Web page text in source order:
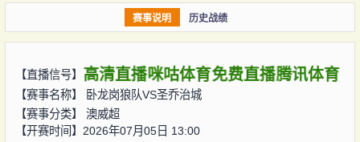
赛事说明 历史战绩
【直播信号】 高清直播咪咕体育免费直播腾讯体育
【赛事名称】
卧龙岗狼队VS圣乔治城
【赛事分类】 澳威超
【开赛时间】2026年07月05日 13:00